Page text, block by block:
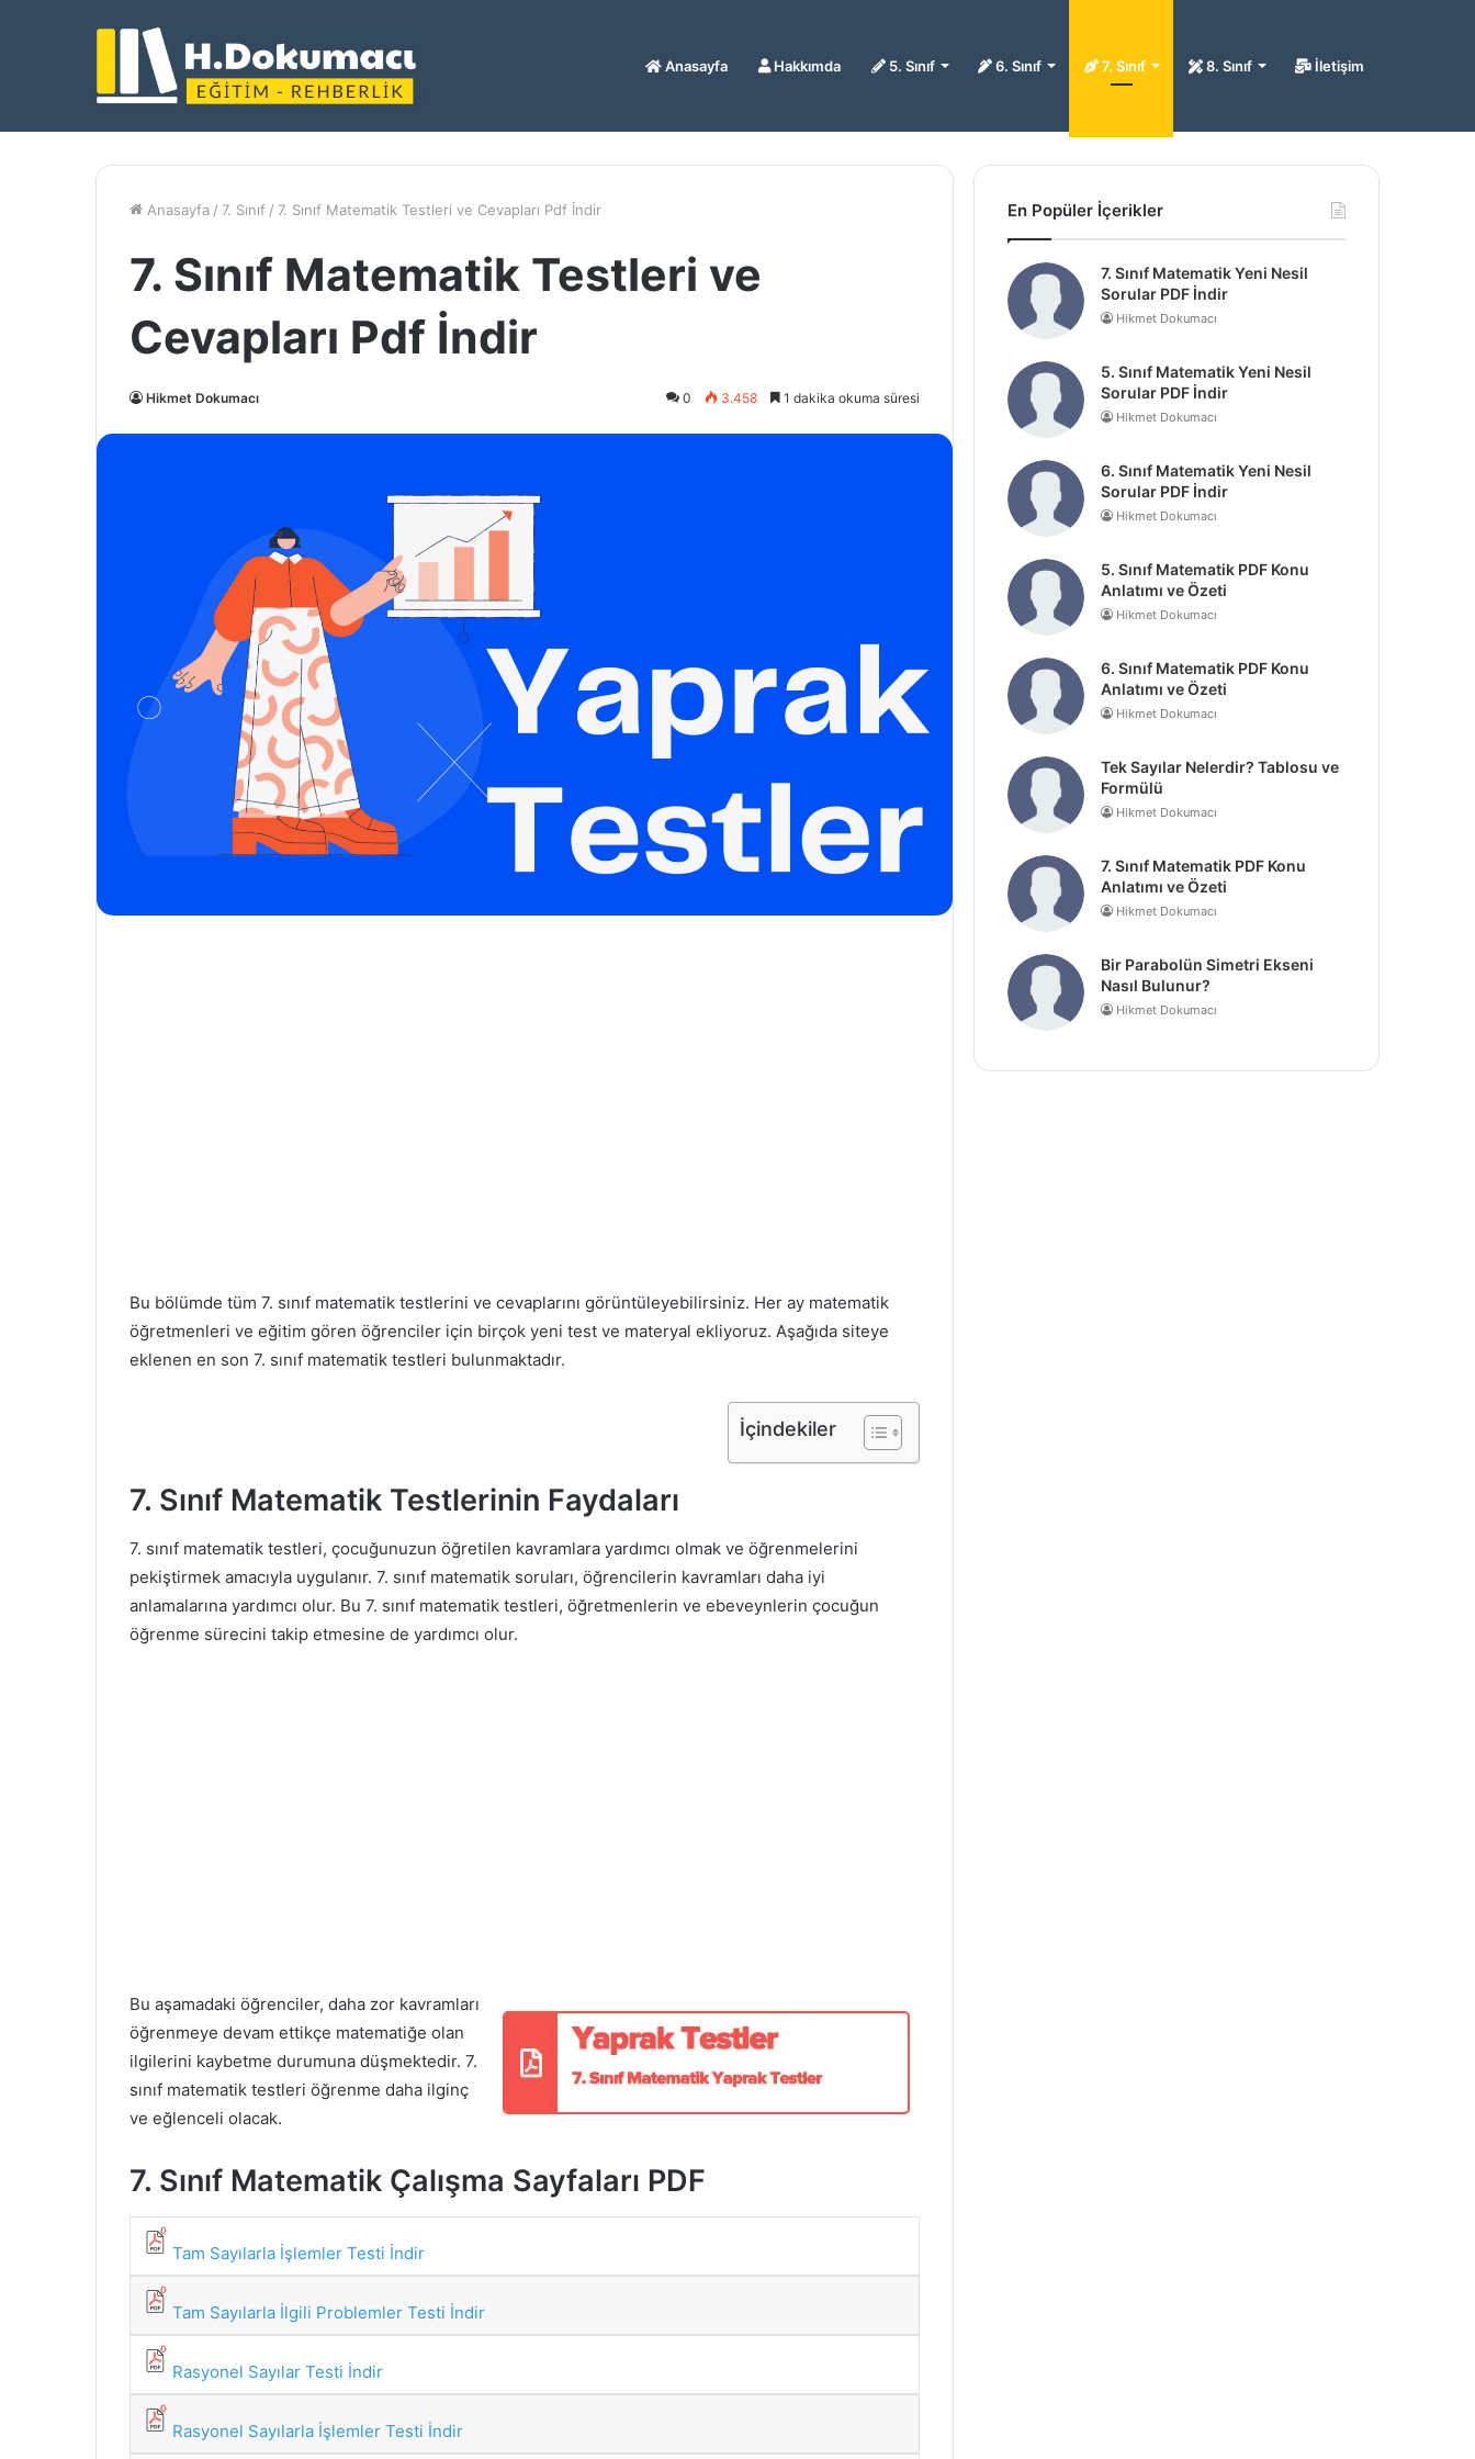
Anasayfa Hakkımda 5. Sınıf 6. Sınıf 7. Sınıf 8. Sınıf İletişim
Anasayfa / 7. Sınıf / 7. Sınıf Matematik Testleri ve Cevapları Pdf İndir
7. Sınıf Matematik Testleri ve
Cevapları Pdf İndir
Hikmet Dokumacı 0 3.458 1 dakika okuma süresi
Bu bölümde tüm 7. sınıf matematik testlerini ve cevaplarını görüntüleyebilirsiniz. Her ay matematik
öğretmenleri ve eğitim gören öğrenciler için birçok yeni test ve materyal ekliyoruz. Aşağıda siteye
eklenen en son 7. sınıf matematik testleri bulunmaktadır.
İçindekiler
7. Sınıf Matematik Testlerinin Faydaları
7. sınıf matematik testleri, çocuğunuzun öğretilen kavramlara yardımcı olmak ve öğrenmelerini
pekiştirmek amacıyla uygulanır. 7. sınıf matematik soruları, öğrencilerin kavramları daha iyi
anlamalarına yardımcı olur. Bu 7. sınıf matematik testleri, öğretmenlerin ve ebeveynlerin çocuğun
öğrenme sürecini takip etmesine de yardımcı olur.
Bu aşamadaki öğrenciler, daha zor kavramları
öğrenmeye devam ettikçe matematiğe olan
ilgilerini kaybetme durumuna düşmektedir. 7.
sınıf matematik testleri öğrenme daha ilginç
ve eğlenceli olacak.
7. Sınıf Matematik Çalışma Sayfaları PDF
Tam Sayılarla İşlemler Testi İndir
Tam Sayılarla İlgili Problemler Testi İndir
Rasyonel Sayılar Testi İndir
Rasyonel Sayılarla İşlemler Testi İndir
En Popüler İçerikler
7. Sınıf Matematik Yeni Nesil
Sorular PDF İndir
Hikmet Dokumacı
5. Sınıf Matematik Yeni Nesil
Sorular PDF İndir
Hikmet Dokumacı
6. Sınıf Matematik Yeni Nesil
Sorular PDF İndir
Hikmet Dokumacı
5. Sınıf Matematik PDF Konu
Anlatımı ve Özeti
Hikmet Dokumacı
6. Sınıf Matematik PDF Konu
Anlatımı ve Özeti
Hikmet Dokumacı
Tek Sayılar Nelerdir? Tablosu ve
Formülü
Hikmet Dokumacı
7. Sınıf Matematik PDF Konu
Anlatımı ve Özeti
Hikmet Dokumacı
Bir Parabolün Simetri Ekseni
Nasıl Bulunur?
Hikmet Dokumacı